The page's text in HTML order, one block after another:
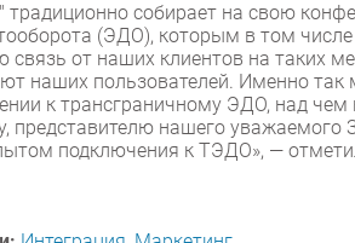
традиционно собирает на свою
(ЭДО), которым в том
связь от наших клиентов на таких
наших пользователей. Именно
к трансграничному ЭДО, над
представителю нашего уважаемого
подключения к ТЭДО», —